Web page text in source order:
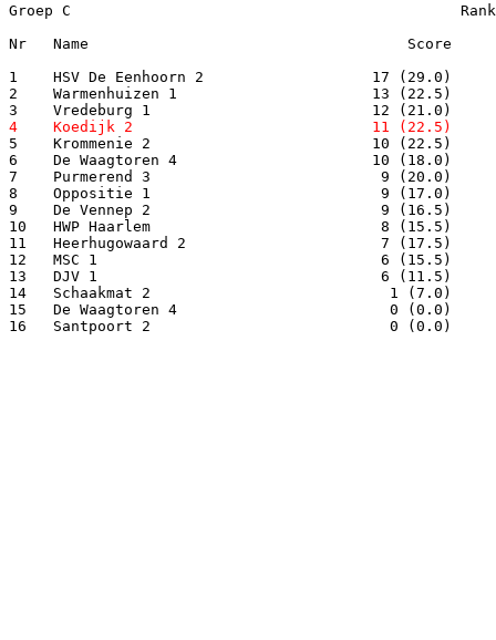
Groep C
Nr   Name                                    Score
1    HSV De Eenhoorn 2                   17 (29.0)
2    Warmenhuizen 1                      13 (22.5)
5    Krommenie 2                         10 (22.5)
6    De Waagtoren 4                      10 (18.0)
7    Purmerend 3                          9 (20.0)
8    Oppositie 1                          9 (17.0)
9    De Vennep 2                          9 (16.5)
10   HWP Haarlem                          8 (15.5)
11   Heerhugowaard 2                      7 (17.5)
12   MSC 1                                6 (15.5)
13   DJV 1                                6 (11.5)
14   Schaakmat 2                           1 (7.0)
15   De Waagtoren 4                        0 (0.0)
16   Santpoort 2                           0 (0.0)